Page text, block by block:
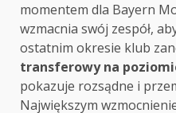
momentem dla Bayern
wzmacnia swój zespół,
ostatnim okresie klub
transferowy na
pokazuje rozsądne i
Największym